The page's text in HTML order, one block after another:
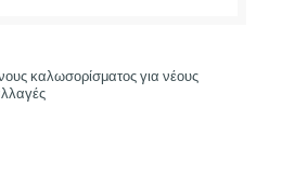
καλωσορίσματος για νέους